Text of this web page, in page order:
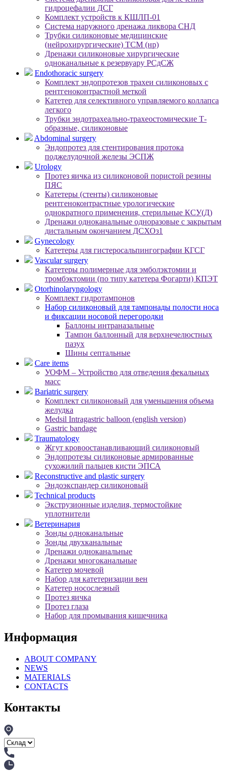
гидроцефалии ДСГ
Комплект устройств к КШЛП-01
Система наружного дренажа ликвора СНД
Трубки силиконовые медицинские
(нейрохирургические) ТСМ (нр)
Дренажи силиконовые хирургические
одноканальные к резервуару РСдСЖ
Endothoracic surgery
Комплект эндопротезов трахеи силиконовых с
рентгеноконтрастной меткой
Катетер для селективного управляемого коллапса
легкого
Трубки эндотрахеально-трахеостомические Т-
образные, силиконовые
Abdominal surgery
Эндопротез для стентирования протока
поджелудочной железы ЭСПЖ
Urology
Протез яичка из силиконовой пористой резины
ПЯС
Катетеры (стенты) силиконовые
рентгеноконтрастные урологические
однократного применения, стерильные КСУ(Д)
Дренажи одноканальные одноразовые с закрытым
дистальным окончанием ДСХОз1
Gynecology
Катетеры для гистеросальпингографии КГСГ
Vascular surgery
Катетеры полимерные для эмболэктомии и
тромбэктомии (по типу катетера Фогарти) КПЭТ
Otorhinolaryngology
Комплект гидротампонов
Набор силиконовый для тампонады полости носа
и фиксации носовой перегородки
Баллоны интраназальные
Тампон баллонный для верхнечелюстных
пазух
Шины септальные
Care items
УОФМ – Устройство для отведения фекальных
масс
Bariatric surgery
Комплект силиконовый для уменьшения объема
желудка
Medsil Intragastric balloon (english version)
Gastric bandage
Traumatology
Жгут кровоостанавливающий силиконовый
Эндопротезы силиконовые армированные
сухожилий пальцев кисти ЭПСА
Reconstructive and plastic surgery
Эндоэкспандер силиконовый
Technical products
Экструзионные изделия, термостойкие
уплотнители
Ветеринария
Зонды одноканальные
Зонды двухканальные
Дренажи одноканальные
Дренажи многоканальные
Катетер мочевой
Набор для катетеризации вен
Катетер носослезный
Протез яичка
Протез глаза
Набор для промывания кишечника
Информация
ABOUT COMPANY
NEWS
MATERIALS
CONTACTS
Контакты